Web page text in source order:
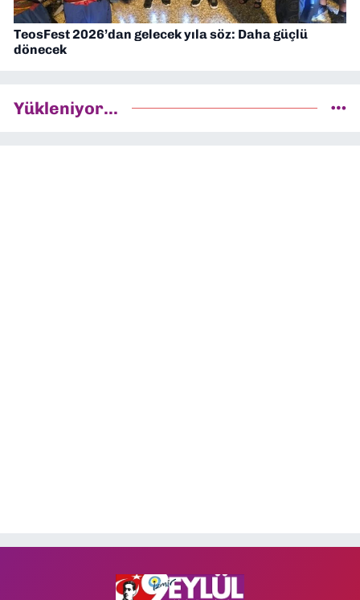
TeosFest 2026’dan gelecek yıla söz: Daha güçlü
dönecek
Yükleniyor...